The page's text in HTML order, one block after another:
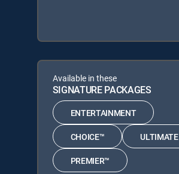
Available in these
SIGNATURE PACKAGES
ENTERTAINMENT
CHOICE™ ULTIMATE
PREMIER™